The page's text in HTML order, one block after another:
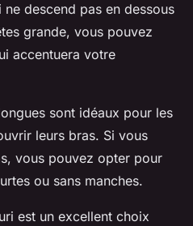
descend pas en dessous
grande, vous pouvez
accentuera votre
sont idéaux pour les
leurs bras. Si vous
vous pouvez opter pour
ou sans manches.
est un excellent choix